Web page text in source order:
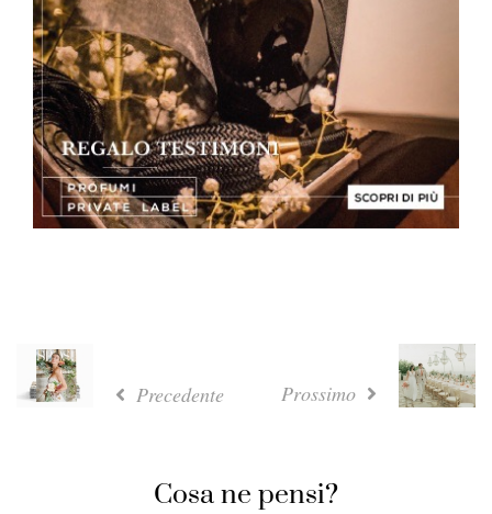
Precedente Prossimo
Cosa ne pensi?